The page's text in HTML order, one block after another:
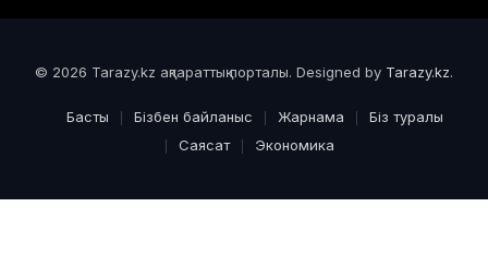
© 2026 Tarazy.kz ақпараттық порталы. Designed by Tarazy.kz.
Басты Бізбен байланыс Жарнама
Біз туралы
Саясат
Экономика